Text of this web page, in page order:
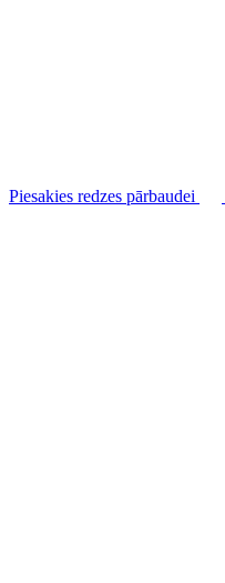
Piesakies redzes pārbaudei